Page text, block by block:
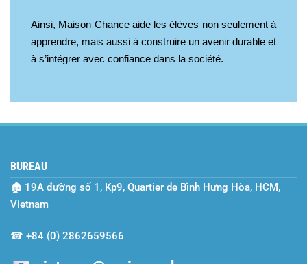
Ainsi, Maison Chance aide les élèves non seulement à
apprendre, mais aussi à construire un avenir durable et
à s’intégrer avec confiance dans la société.
BUREAU
🏚 19A đường số 1, Kp9, Quartier de Bình Hưng Hòa, HCM,
Vietnam
☎ +84 (0) 2862659566